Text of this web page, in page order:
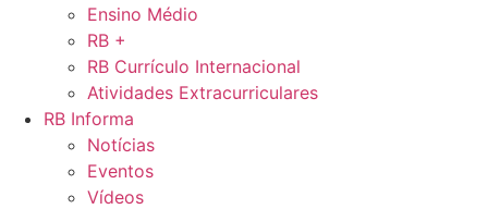
Ensino Médio
RB +
RB Currículo Internacional
Atividades Extracurriculares
RB Informa
Notícias
Eventos
Vídeos